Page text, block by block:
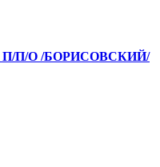
П/П/О /БОРИСОВСКИЙ/